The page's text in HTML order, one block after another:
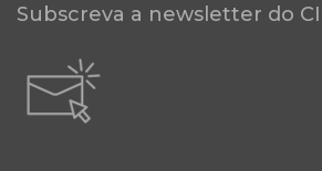
Subscreva a newsletter do